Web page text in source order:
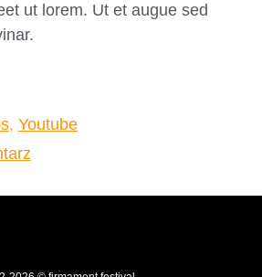
ut lorem. Ut et augue sed
, Youtube